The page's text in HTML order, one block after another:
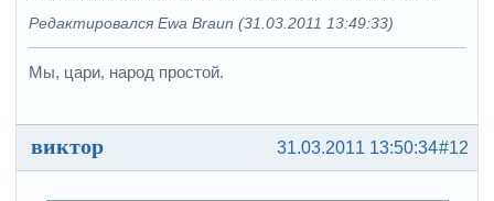
Редактировался Ewa Braun (31.03.2011 13:49:33)
Мы, цари, народ простой.
#12
31.03.2011 13:50:34
виктор